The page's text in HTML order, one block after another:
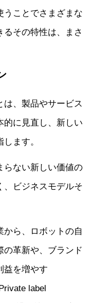
うことでさまざまな
その特性は、まさ
は、製品やサービス
的に見直し、新しい
ます。
らない新しい価値の
、ビジネスモデルそ
から、ロボットの自
の革新や、ブランド
益を増やす
label